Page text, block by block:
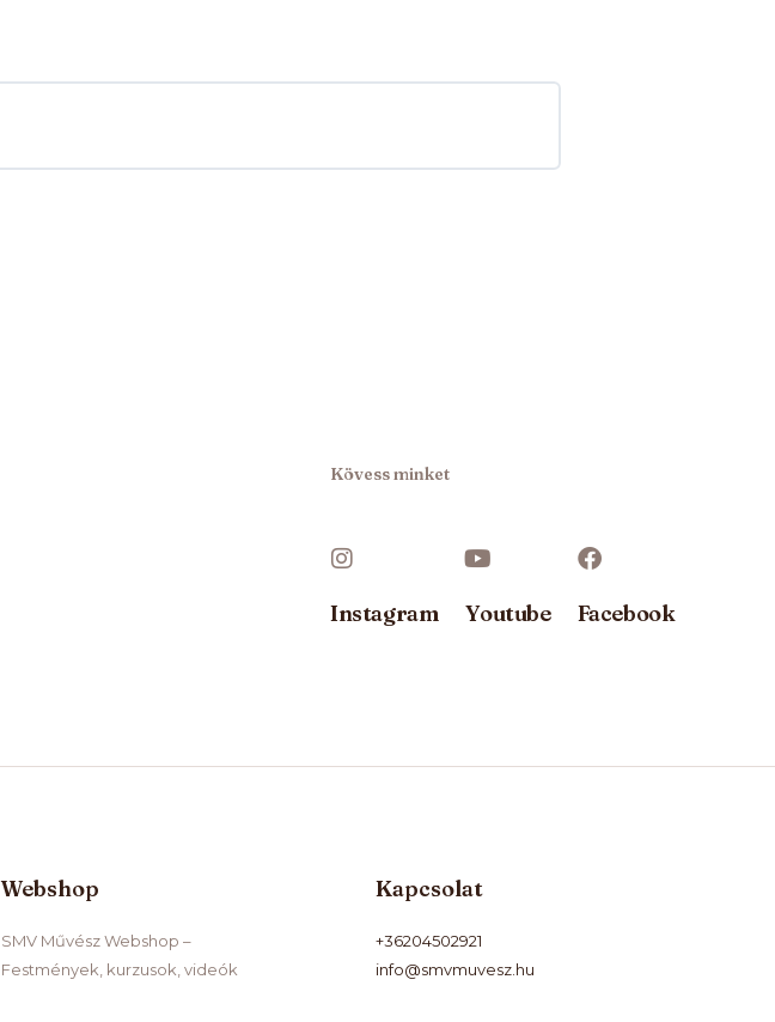
Kövess minket
Instagram Youtube Facebook
Webshop
SMV Művész Webshop –
Festmények, kurzusok, videók
Kapcsolat
+36204502921
info@smvmuvesz.hu